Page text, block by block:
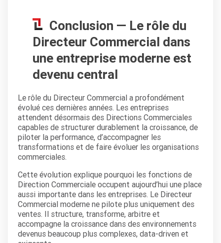
Conclusion — Le rôle du
Directeur Commercial dans
une entreprise moderne est
devenu central
Le rôle du Directeur Commercial a profondément
évolué ces dernières années. Les entreprises
attendent désormais des Directions Commerciales
capables de structurer durablement la croissance, de
piloter la performance, d’accompagner les
transformations et de faire évoluer les organisations
commerciales.
Cette évolution explique pourquoi les fonctions de
Direction Commerciale occupent aujourd’hui une place
aussi importante dans les entreprises. Le Directeur
Commercial moderne ne pilote plus uniquement des
ventes. Il structure, transforme, arbitre et
accompagne la croissance dans des environnements
devenus beaucoup plus complexes, data-driven et